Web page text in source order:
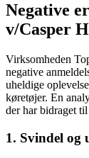
Negative
v/Casper
Virksomheden
negative
uheldige
køretøjer. En
der har bidraget
1. Svindel og